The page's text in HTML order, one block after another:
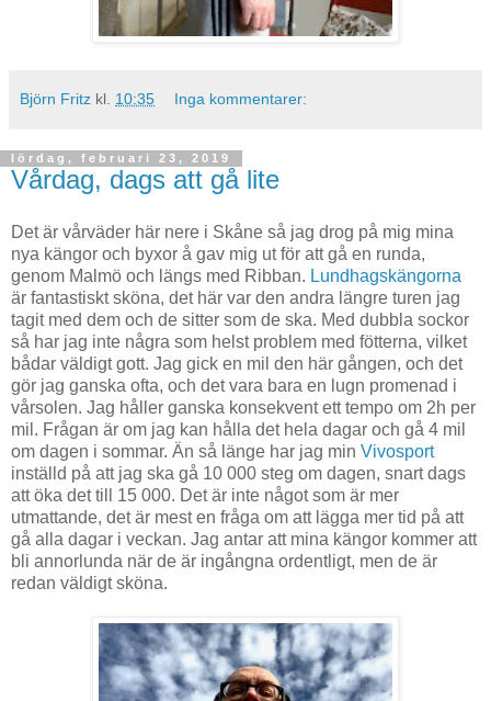
Björn Fritz kl. 10:35 Inga kommentarer:
lördag, februari 23, 2019
Vårdag, dags att gå lite
Det är vårväder här nere i Skåne så jag drog på mig mina
nya kängor och byxor å gav mig ut för att gå en runda,
genom Malmö och längs med Ribban. Lundhagskängorna
är fantastiskt sköna, det här var den andra längre turen jag
tagit med dem och de sitter som de ska. Med dubbla sockor
så har jag inte några som helst problem med fötterna, vilket
bådar väldigt gott. Jag gick en mil den här gången, och det
gör jag ganska ofta, och det vara bara en lugn promenad i
vårsolen. Jag håller ganska konsekvent ett tempo om 2h per
mil. Frågan är om jag kan hålla det hela dagar och gå 4 mil
om dagen i sommar. Än så länge har jag min Vivosport
inställd på att jag ska gå 10 000 steg om dagen, snart dags
att öka det till 15 000. Det är inte något som är mer
utmattande, det är mest en fråga om att lägga mer tid på att
gå alla dagar i veckan. Jag antar att mina kängor kommer att
bli annorlunda när de är ingångna ordentligt, men de är
redan väldigt sköna.